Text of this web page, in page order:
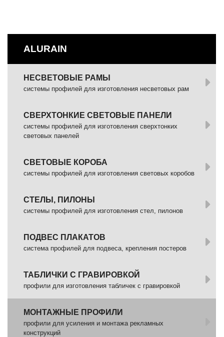
ALURAIN
НЕСВЕТОВЫЕ РАМЫ
системы профилей для изготовления несветовых рам
СВЕРХТОНКИЕ СВЕТОВЫЕ ПАНЕЛИ
системы профилей для изготовления сверхтонких
световых панелей
СВЕТОВЫЕ КОРОБА
системы профилей для изготовления световых коробов
СТЕЛЫ, ПИЛОНЫ
системы профилей для изготовления стел, пилонов
ПОДВЕС ПЛАКАТОВ
система профилей для подвеса, крепления постеров
ТАБЛИЧКИ С ГРАВИРОВКОЙ
профили для изготовления табличек с гравировкой
МОНТАЖНЫЕ ПРОФИЛИ
профили для усиления и монтажа рекламных
конструкций